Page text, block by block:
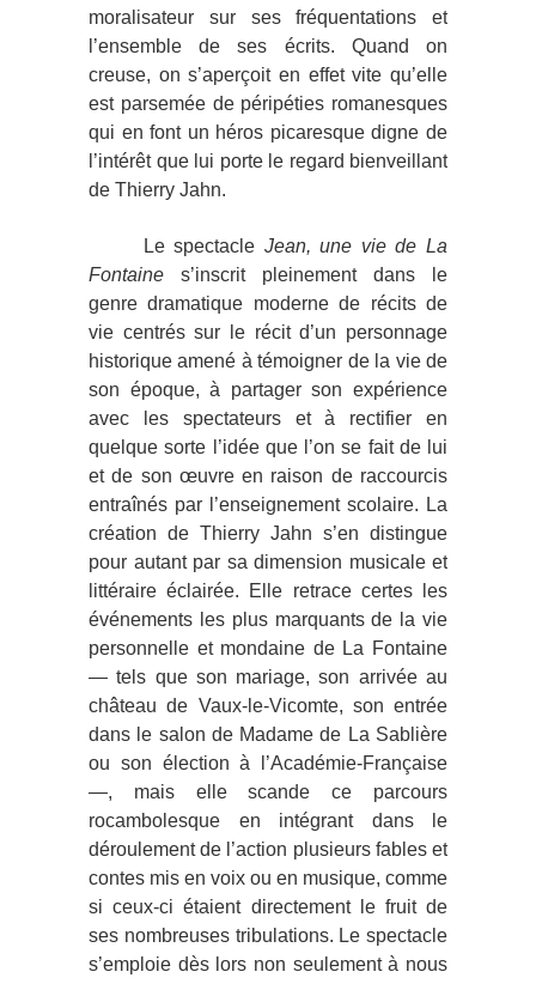
moralisateur sur ses fréquentations et
l’ensemble de ses écrits. Quand on
creuse, on s’aperçoit en effet vite qu’elle
est parsemée de péripéties romanesques
qui en font un héros picaresque digne de
l’intérêt que lui porte le regard bienveillant
de Thierry Jahn.
Le spectacle Jean, une vie de La
Fontaine s’inscrit pleinement dans le
genre dramatique moderne de récits de
vie centrés sur le récit d’un personnage
historique amené à témoigner de la vie de
son époque, à partager son expérience
avec les spectateurs et à rectifier en
quelque sorte l’idée que l’on se fait de lui
et de son œuvre en raison de raccourcis
entraînés par l’enseignement scolaire. La
création de Thierry Jahn s’en distingue
pour autant par sa dimension musicale et
littéraire éclairée. Elle retrace certes les
événements les plus marquants de la vie
personnelle et mondaine de La Fontaine
— tels que son mariage, son arrivée au
château de Vaux-le-Vicomte, son entrée
dans le salon de Madame de La Sablière
ou son élection à l’Académie-Française
—, mais elle scande ce parcours
rocambolesque en intégrant dans le
déroulement de l’action plusieurs fables et
contes mis en voix ou en musique, comme
si ceux-ci étaient directement le fruit de
ses nombreuses tribulations. Le spectacle
s’emploie dès lors non seulement à nous